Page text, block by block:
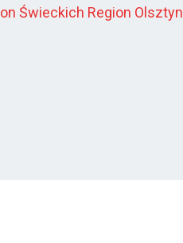
Świeckich Region Olsztyn